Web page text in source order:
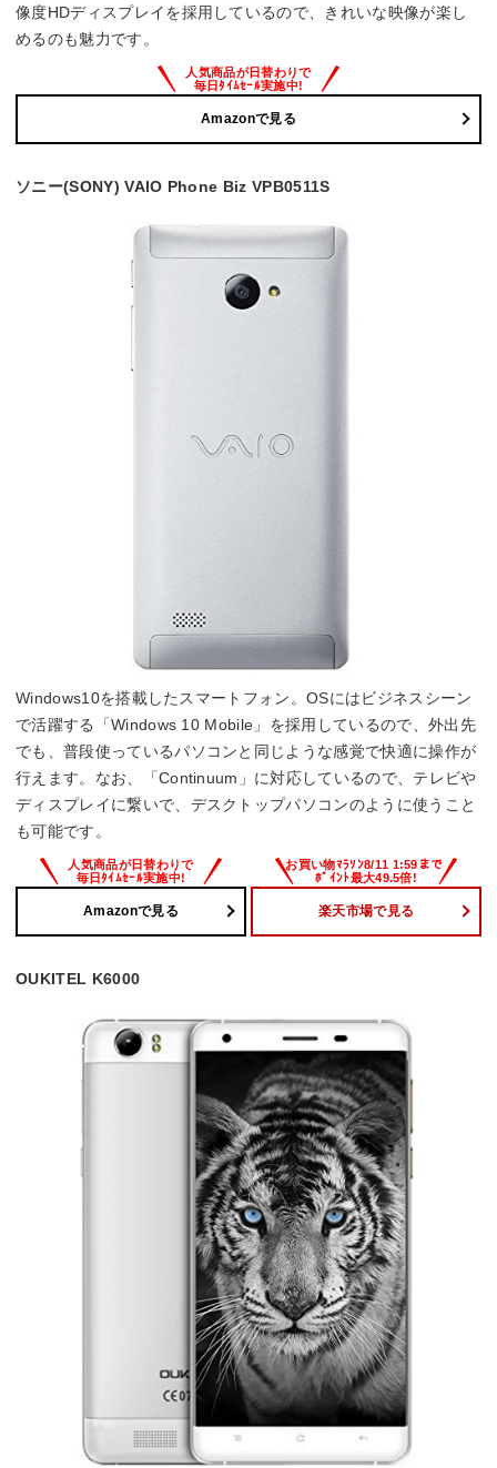
像度HDディスプレイを採用しているので、きれいな映像が楽し
めるのも魅力です。
Amazonで見る
ソニー(SONY) VAIO Phone Biz VPB0511S
Windows10を搭載したスマートフォン。OSにはビジネスシーン
で活躍する「Windows 10 Mobile」を採用しているので、外出先
でも、普段使っているパソコンと同じような感覚で快適に操作が
行えます。なお、「Continuum」に対応しているので、テレビや
ディスプレイに繋いで、デスクトップパソコンのように使うこと
も可能です。
Amazonで見る 楽天市場で見る
OUKITEL K6000